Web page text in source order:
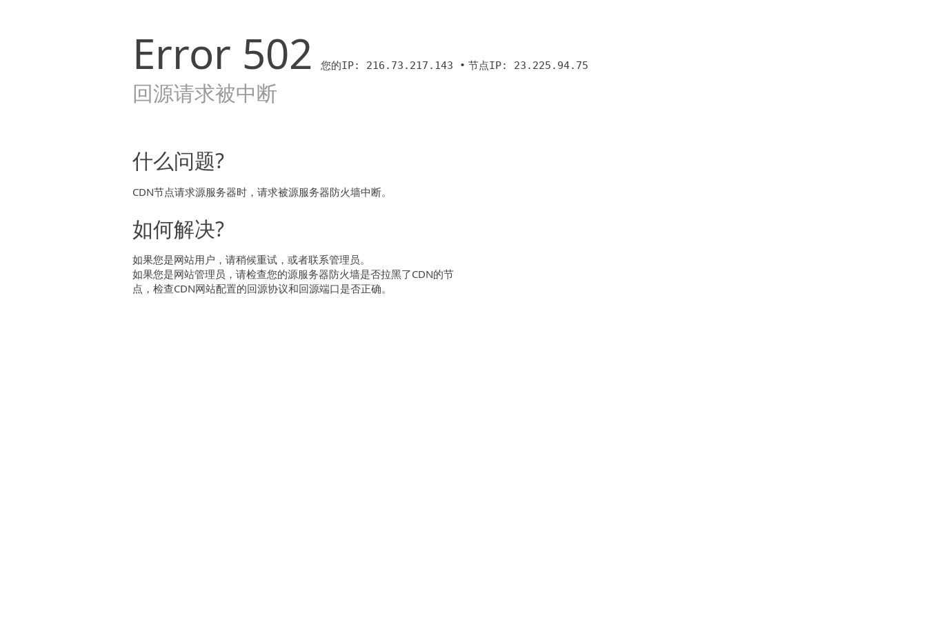
Error 502 您的IP: 216.73.217.143 • 节点IP: 23.225.94.75
回源请求被中断
什么问题?
CDN节点请求源服务器时，请求被源服务器防火墙中断。
如何解决?
如果您是网站用户，请稍候重试，或者联系管理员。
如果您是网站管理员，请检查您的源服务器防火墙是否拉黑了CDN的节
点，检查CDN网站配置的回源协议和回源端口是否正确。